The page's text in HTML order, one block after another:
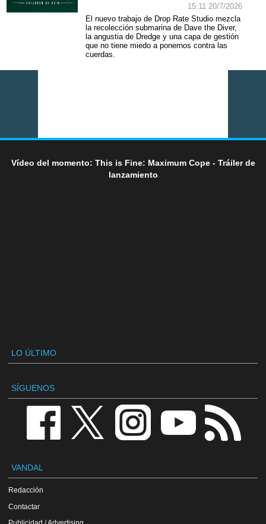
15:11 20/7/2026
El nuevo trabajo de Drop Rate Studio mezcla
la recolección submarina de Dave the Diver,
la angustia de Dredge y una capa de gestión
que no tiene miedo a ponernos contra las
cuerdas.
Vídeo del momento: This is Fine: Maximum Cope - Tráiler de
lanzamiento
LO ÚLTIMO
SÍGUENOS
VANDAL
Redacción
Contactar